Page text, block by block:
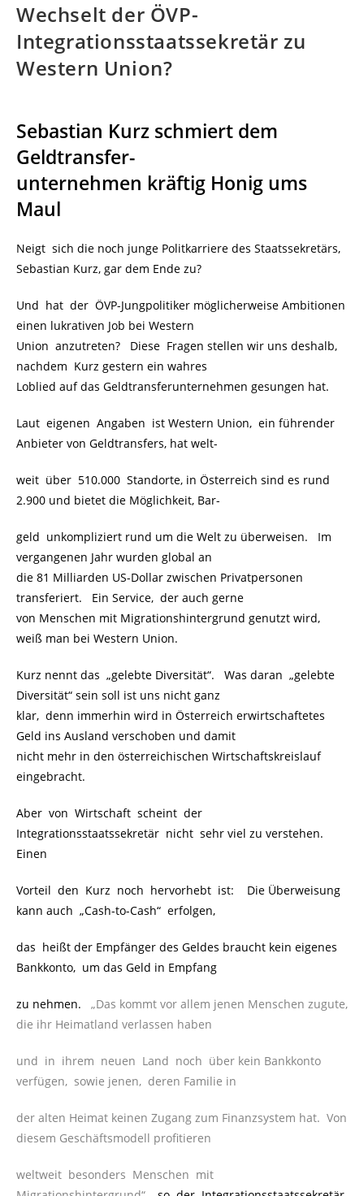
Wechselt der ÖVP-
Integrationsstaatssekretär zu
Western Union?
Sebastian Kurz schmiert dem
Geldtransfer-
unternehmen kräftig Honig ums
Maul
Neigt sich die noch junge Politkarriere des Staatssekretärs,
Sebastian Kurz, gar dem Ende zu?
Und hat der ÖVP-Jungpolitiker möglicherweise Ambitionen
einen lukrativen Job bei Western
Union anzutreten? Diese Fragen stellen wir uns deshalb,
nachdem Kurz gestern ein wahres
Loblied auf das Geldtransferunternehmen gesungen hat.
Laut eigenen Angaben ist Western Union, ein führender
Anbieter von Geldtransfers, hat welt-
weit über 510.000 Standorte, in Österreich sind es rund
2.900 und bietet die Möglichkeit, Bar-
geld unkompliziert rund um die Welt zu überweisen. Im
vergangenen Jahr wurden global an
die 81 Milliarden US-Dollar zwischen Privatpersonen
transferiert. Ein Service, der auch gerne
von Menschen mit Migrationshintergrund genutzt wird,
weiß man bei Western Union.
Kurz nennt das „gelebte Diversität“. Was daran „gelebte
Diversität“ sein soll ist uns nicht ganz
klar, denn immerhin wird in Österreich erwirtschaftetes
Geld ins Ausland verschoben und damit
nicht mehr in den österreichischen Wirtschaftskreislauf
eingebracht.
Aber von Wirtschaft scheint der
Integrationsstaatssekretär nicht sehr viel zu verstehen.
Einen
Vorteil den Kurz noch hervorhebt ist: Die Überweisung
kann auch „Cash-to-Cash“ erfolgen,
das heißt der Empfänger des Geldes braucht kein eigenes
Bankkonto, um das Geld in Empfang
zu nehmen.
„Das kommt vor allem jenen Menschen zugute,
die ihr Heimatland verlassen haben
und in ihrem neuen Land noch über kein Bankkonto
verfügen, sowie jenen, deren Familie in
der alten Heimat keinen Zugang zum Finanzsystem hat. Von
diesem Geschäftsmodell profitieren
weltweit besonders Menschen mit